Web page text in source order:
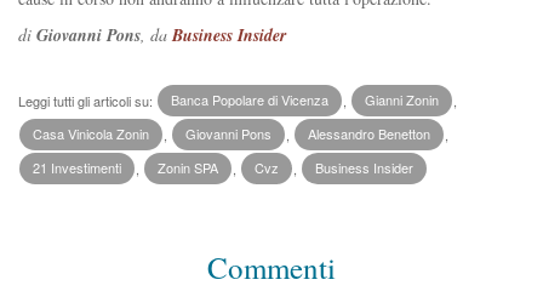
di Giovanni Pons, da Business Insider
Leggi tutti gli articoli su: Banca Popolare di Vicenza Gianni Zonin
Casa Vinicola Zonin
Giovanni Pons Alessandro Benetton
21 Investimenti
Zonin SPA Cvz Business Insider
Commenti